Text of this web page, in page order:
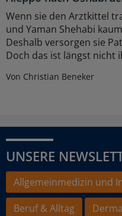
Wenn sie den Arztkittel
und Yaman Shehabi
Deshalb versorgen sie
Doch das ist längst nicht
Von Christian Beneker
UNSERE
Allgemeinmedizin und
Beruf & Alltag